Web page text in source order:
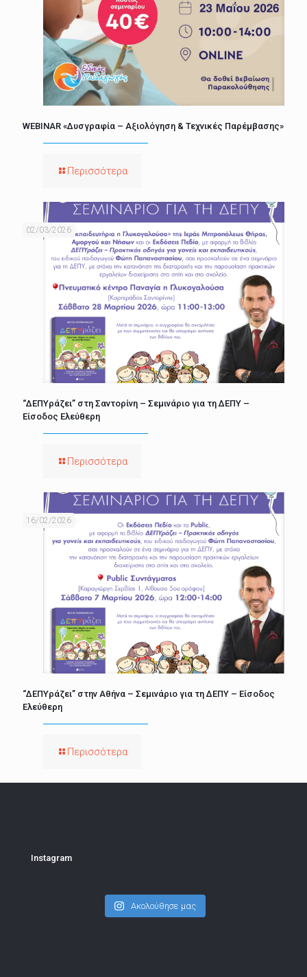
WEBINAR «Δυσγραφία – Αξιολόγηση & Τεχνικές Παρέμβασης»
Περισσότερα
02/03/2026
“ΔΕΠΥράζει” στη Σαντορίνη – Σεμινάριο για τη ΔΕΠΥ –
Είσοδος Ελεύθερη
Περισσότερα
16/02/2026
“ΔΕΠΥράζει” στην Αθήνα – Σεμινάριο για τη ΔΕΠΥ – Είσοδος
Ελεύθερη
Περισσότερα
Instagram
Ακολούθησε μας